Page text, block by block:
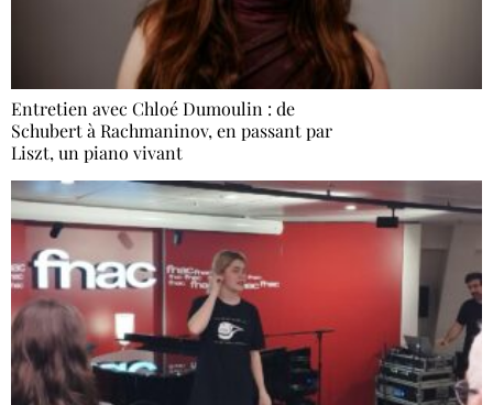
Entretien avec Chloé Dumoulin : de
Schubert à Rachmaninov, en passant par
Liszt, un piano vivant